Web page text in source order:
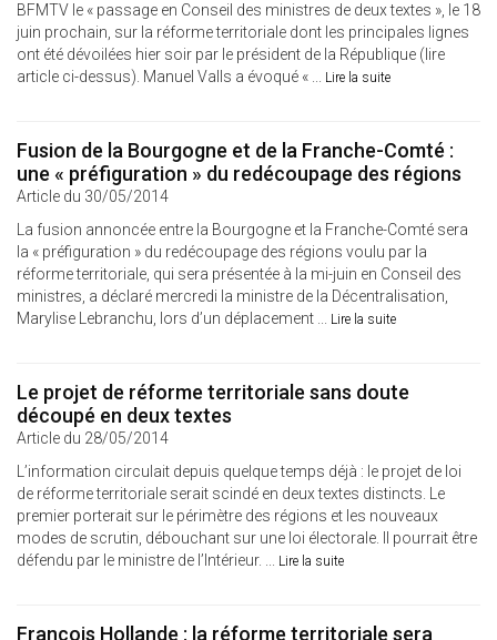
BFMTV le « passage en Conseil des ministres de deux textes », le 18
juin prochain, sur la réforme territoriale dont les principales lignes
ont été dévoilées hier soir par le président de la République (lire
article ci-dessus). Manuel Valls a évoqué « ... Lire la suite
Fusion de la Bourgogne et de la Franche-Comté :
une « préfiguration » du redécoupage des régions
Article du 30/05/2014
La fusion annoncée entre la Bourgogne et la Franche-Comté sera
la « préfiguration » du redécoupage des régions voulu par la
réforme territoriale, qui sera présentée à la mi-juin en Conseil des
ministres, a déclaré mercredi la ministre de la Décentralisation,
Marylise Lebranchu, lors d’un déplacement ... Lire la suite
Le projet de réforme territoriale sans doute
découpé en deux textes
Article du 28/05/2014
L’information circulait depuis quelque temps déjà : le projet de loi
de réforme territoriale serait scindé en deux textes distincts. Le
premier porterait sur le périmètre des régions et les nouveaux
modes de scrutin, débouchant sur une loi électorale. Il pourrait être
défendu par le ministre de l’Intérieur. ... Lire la suite
François Hollande : la réforme territoriale sera